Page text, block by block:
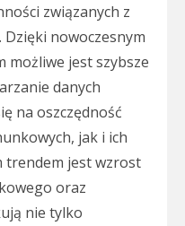
związanych z
nowoczesnym
jest szybsze
danych
na oszczędność
jak i ich
trendem jest wzrost
oraz
nie tylko